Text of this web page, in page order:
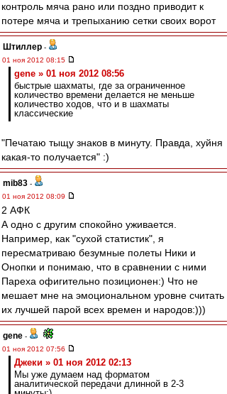
контроль мяча рано или поздно приводит к
потере мяча и трепыханию сетки своих ворот
Штиллер -
01 ноя 2012 08:15
gene » 01 ноя 2012 08:56
быстрые шахматы, где за ограниченное
количество времени делается не меньше
количество ходов, что и в шахматы
классические
"Печатаю тыщу знаков в минуту. Правда, хуйня
какая-то получается" :)
mib83 -
01 ноя 2012 08:09
2 АФК
А одно с другим спокойно уживается.
Например, как "сухой статистик", я
пересматриваю безумные полеты Ники и
Онопки и понимаю, что в сравнении с ними
Пареха офигительно позиционен:) Что не
мешает мне на эмоциональном уровне считать
их лучшей парой всех времен и народов:)))
gene -
01 ноя 2012 07:56
Джеки » 01 ноя 2012 02:13
Мы уже думаем над форматом
аналитической передачи длинной в 2-3